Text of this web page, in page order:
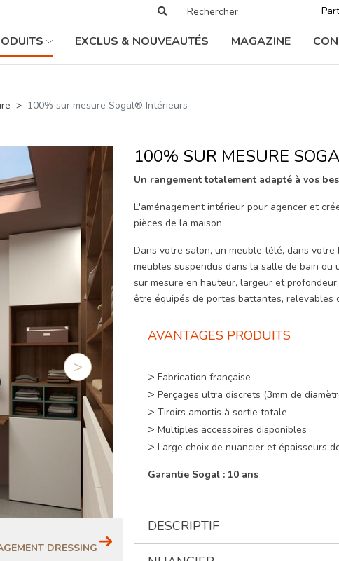
EXCLUS & NOUVEAUTÉS MAGAZINE
100% sur mesure Sogal® Intérieurs
Suivant
DRESSING
100% SUR MESURE
Un rangement totalement adapté à vos
L'aménagement intérieur pour agencer et
pièces de la maison.
Dans votre salon, un meuble télé, dans votre
meubles suspendus dans la salle de bain ou
sur mesure en hauteur, largeur et
être équipés de portes battantes, relevables
AVANTAGES PRODUITS
Fabrication française
Perçages ultra discrets (3mm de
Tiroirs amortis à sortie totale
Multiples accessoires disponibles
Large choix de nuancier et épaisseurs
Garantie Sogal : 10 ans
DESCRIPTIF